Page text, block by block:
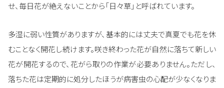
せ、毎日花が絶えないことから「日々草」と呼ばれています。
多湿に弱い性質がありますが、基本的には丈夫で真夏でも花を休
むことなく開花し続けます。咲き終わった花が自然に落ちて新しい
花が開花するので、花がら取りの作業が必要ありません。ただし、
落ちた花は定期的に処分したほうが病害虫の心配が少なくなりま